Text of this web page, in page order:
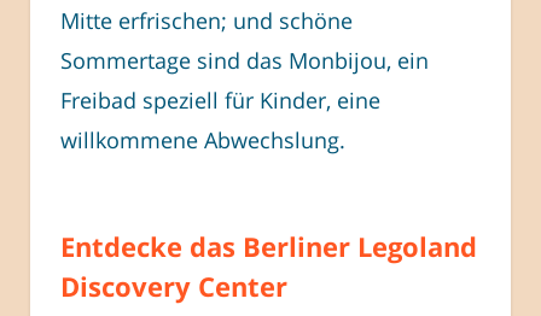
Mitte erfrischen; und schöne
Sommertage sind das Monbijou, ein
Freibad speziell für Kinder, eine
willkommene Abwechslung.
Entdecke das Berliner Legoland
Discovery Center